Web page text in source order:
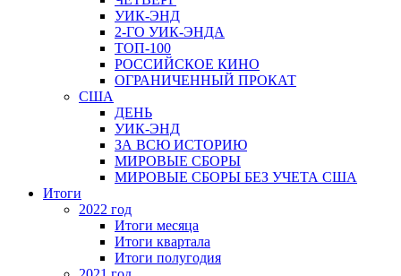
УИК-ЭНД
2-ГО УИК-ЭНДА
ТОП-100
РОССИЙСКОЕ КИНО
ОГРАНИЧЕННЫЙ ПРОКАТ
США
ДЕНЬ
УИК-ЭНД
ЗА ВСЮ ИСТОРИЮ
МИРОВЫЕ СБОРЫ
МИРОВЫЕ СБОРЫ БЕЗ УЧЕТА США
Итоги
2022 год
Итоги месяца
Итоги квартала
Итоги полугодия